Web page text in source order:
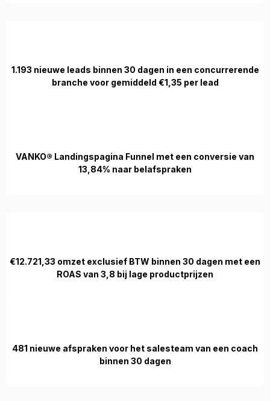
1.193 nieuwe leads binnen 30 dagen in een concurrerende
branche voor gemiddeld €1,35 per lead
VANKO® Landingspagina Funnel met een conversie van
13,84% naar belafspraken
€12.721,33 omzet exclusief BTW binnen 30 dagen met een
ROAS van 3,8 bij lage productprijzen
481 nieuwe afspraken voor het salesteam van een coach
binnen 30 dagen